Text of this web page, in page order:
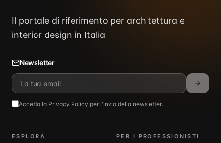
Il portale di riferimento per architettura e
interior design in Italia
Newsletter
Accetto la Privacy Policy per l'invio della newsletter.
ESPLORA PER I PROFESSIONISTI